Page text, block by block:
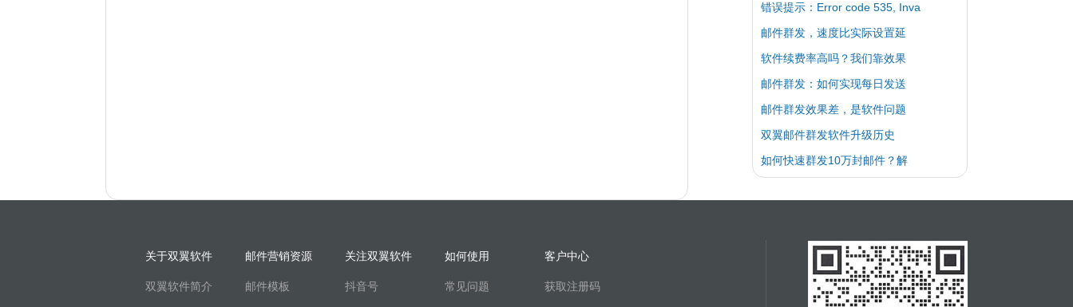
错误提示：Error code 535, Inva
邮件群发，速度比实际设置延
软件续费率高吗？我们靠效果
邮件群发：如何实现每日发送
邮件群发效果差，是软件问题
双翼邮件群发软件升级历史
如何快速群发10万封邮件？解
关于双翼软件
双翼软件简介
邮件营销资源
邮件模板
关注双翼软件
抖音号
如何使用
常见问题
客户中心
获取注册码